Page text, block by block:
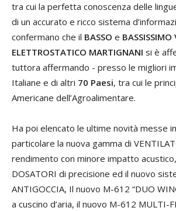
tra cui la perfetta conoscenza delle
di un accurato e ricco sistema
confermano che il BASSO e BASSISSIMO
ELETTROSTATICO MARTIGNANI si è
tuttora affermando - presso le migliori
Italiane e di altri 70 Paesi, tra cui le
Americane dell’Agroalimentare.
Ha poi elencato le ultime novità messe
particolare la nuova gamma di
rendimento con minore impatto
DOSATORI di precisione ed il nuovo
ANTIGOCCIA, Il nuovo M-612 “DUO
a cuscino d’aria, il nuovo M-612 MULTI-